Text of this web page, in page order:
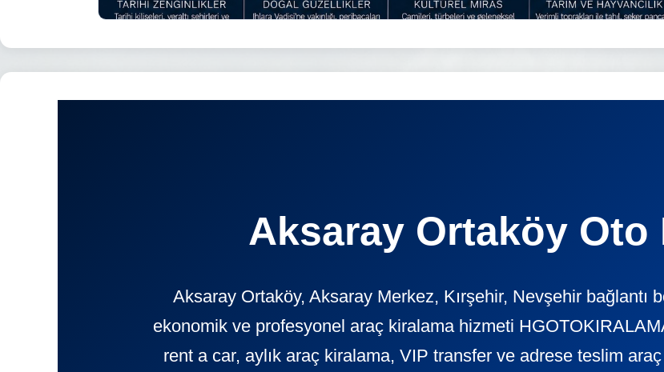
Aksaray Ortaköy Oto
Aksaray Ortaköy, Aksaray Merkez, Kırşehir, Nevşehir bağlantı
ekonomik ve profesyonel araç kiralama hizmeti
rent a car, aylık araç kiralama, VIP transfer ve adrese teslim